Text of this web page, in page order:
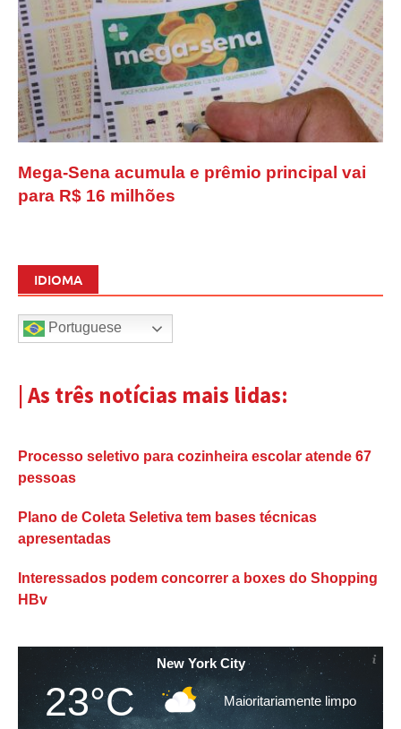
Mega-Sena acumula e prêmio principal vai
para R$ 16 milhões
IDIOMA
Portuguese
| As três notícias mais lidas:
Processo seletivo para cozinheira escolar atende 67
pessoas
Plano de Coleta Seletiva tem bases técnicas
apresentadas
Interessados podem concorrer a boxes do Shopping
HBv
New York City
23°C Maioritariamente limpo